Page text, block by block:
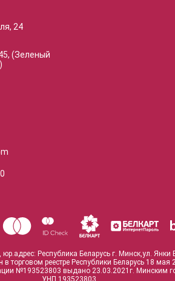
24
(Зеленый
Республика Беларусь г. Минск,ул. Янки
в торговом реестре Республики Беларусь 18
№193523803 выдано 23.03.2021г. Минским
УНП 193523803